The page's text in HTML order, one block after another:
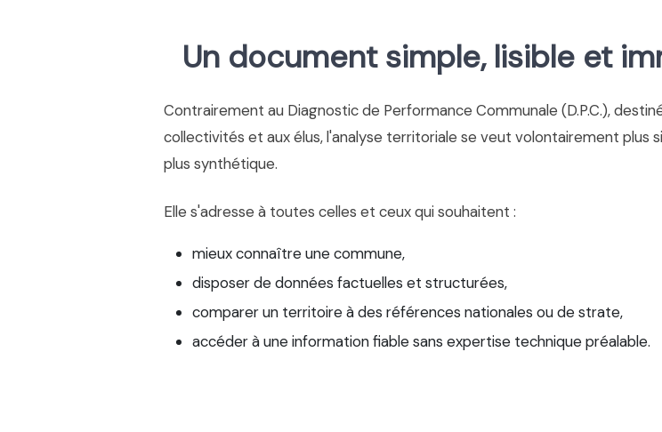
Un document simple, lisible et
Contrairement au Diagnostic de Performance Communale (D.P.C.),
collectivités et aux élus, l'analyse territoriale se veut volontairement plus
plus synthétique.
Elle s'adresse à toutes celles et ceux qui souhaitent :
mieux connaître une commune,
disposer de données factuelles et structurées,
comparer un territoire à des références nationales ou de strate,
accéder à une information fiable sans expertise technique préalable.